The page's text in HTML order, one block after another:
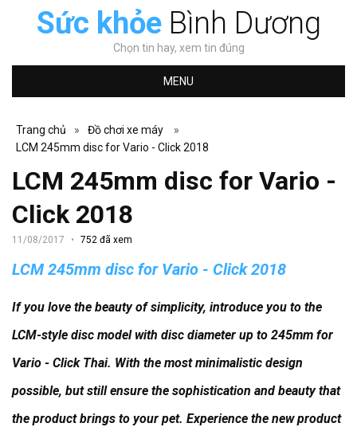
Sức khỏeBình Dương
Chọn tin hay, xem tin đúng
MENU
Trang chủ » Đồ chơi xe máy
»
LCM 245mm disc for Vario - Click 2018
LCM 245mm disc for Vario -
Click 2018
11/08/2017 752 đã xem
LCM 245mm disc for Vario - Click 2018
If you love the beauty of simplicity, introduce you to the
LCM-style disc model with disc diameter up to 245mm for
Vario - Click Thai. With the most minimalistic design
possible, but still ensure the sophistication and beauty that
the product brings to your pet. Experience the new product